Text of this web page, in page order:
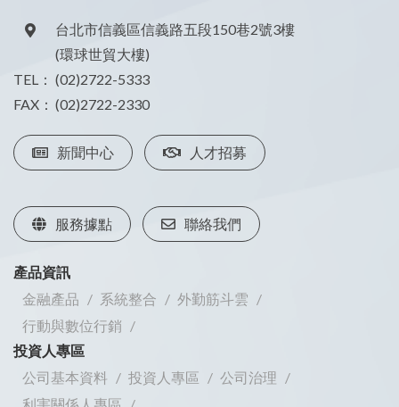
台北市信義區信義路五段150巷2號3樓
(環球世貿大樓)
TEL： (02)2722-5333
FAX： (02)2722-2330
新聞中心 人才招募
服務據點 聯絡我們
產品資訊
金融產品
系統整合
外勤筋斗雲
行動與數位行銷
投資人專區
公司基本資料
投資人專區
公司治理